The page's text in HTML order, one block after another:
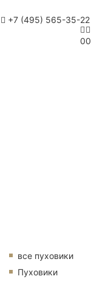
+7 (495) 565-35-22
00
все пуховики
Пуховики